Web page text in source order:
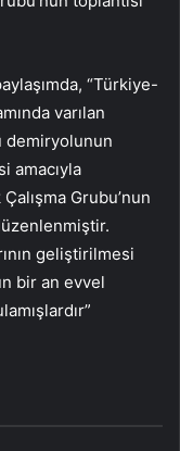
“Türkiye-
varılan
demiryolunun
amacıyla
Grubu’nun
geliştirilmesi
bir an evvel